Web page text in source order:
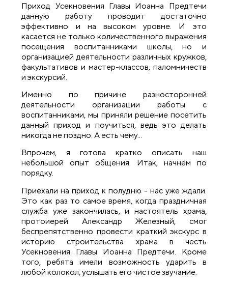
Приход Усекновения Главы Иоанна Предтечи
данную работу проводит достаточно
эффективно и на высоком уровне. И это
касается не только количественного выражения
посещения воспитанниками школы, но и
организацией деятельности различных кружков,
факультативов и мастер-классов, паломничеств
и экскурсий.
Именно по причине разносторонней
деятельности организации работы с
воспитанниками, мы приняли решение посетить
данный приход и поучиться, ведь это делать
никогда не поздно. А есть чему...
Впрочем, я готова кратко описать наш
небольшой опыт общения. Итак, начнём по
порядку.
Приехали на приход к полудню - нас уже ждали.
Это как раз то самое время, когда праздничная
служба уже закончилась, и настоятель храма,
протоиерей Александр Железный, смог
беспрепятственно провести краткий экскурс в
историю строительства храма в честь
Усекновения Главы Иоанна Предтечи. Кроме
того, ребята имели возможность ударить в
любой колокол, услышать его чистое звучание.